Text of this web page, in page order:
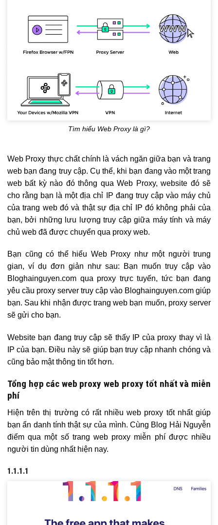
Tìm hiểu Web Proxy là gì?
Web Proxy thực chất chính là vách ngăn giữa bạn và trang
web bạn đang truy cập. Cụ thể, khi bạn đang vào một trang
web bất kỳ nào đó thông qua Web Proxy, website đó sẽ
cho rằng bạn là một địa chỉ IP đang truy cập vào máy chủ
của trang web đó và thật sự địa chỉ IP đó không phải của
bạn, bởi những lưu lượng truy cập giữa máy tính và máy
chủ web đã được chuyển qua proxy web.
Bạn cũng có thể hiểu Web Proxy như một người trung
gian, ví dụ đơn giản như sau: Bạn muốn truy cập vào
Bloghainguyen.com qua proxy trực tuyến, tức bạn đang
yêu cầu proxy server truy cập vào Bloghainguyen.com giúp
bạn. Sau khi nhận được trang web bạn muốn, proxy server
sẽ gửi cho bạn.
Website bạn đang truy cập sẽ thấy IP của proxy thay vì là
IP của bạn. Điều này sẽ giúp bạn truy cập nhanh chóng và
cũng bảo mật thông tin tốt hơn.
Tổng hợp các web proxy web proxy tốt nhất và miễn
phí
Hiện trên thị trường có rất nhiều web proxy tốt nhất giúp
bạn ẩn danh tính thật sự của mình. Cùng Blog Hải Nguyễn
điểm qua một số trang web proxy miễn phí được nhiều
người tin dùng nhất hiện nay.
1.1.1.1